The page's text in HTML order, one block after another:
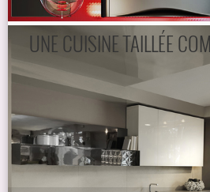
UNE CUISINE TAILLÉE